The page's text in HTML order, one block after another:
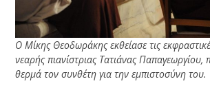
Ο Μίκης Θεοδωράκης εκθείασε τις
νεαρής πιανίστριας Τατιάνας Παπαγεωργίου,
θερμά τον συνθέτη για την εμπιστοσύνη του.